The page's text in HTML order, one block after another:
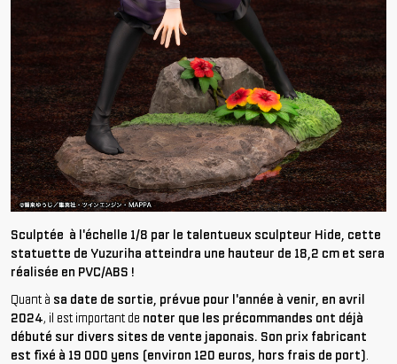
Sculptée à l'échelle 1/8 par le talentueux sculpteur Hide, cette
statuette de Yuzuriha atteindra une hauteur de 18,2 cm et sera
réalisée en PVC/ABS !
Quant à sa date de sortie, prévue pour l'année à venir, en avril
2024, il est important de noter que les précommandes ont déjà
débuté sur divers sites de vente japonais. Son prix fabricant
est fixé à 19 000 yens (environ 120 euros, hors frais de port).